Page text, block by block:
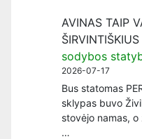
AVINAS TAIP
ŠIRVINTIŠKIUS
sodybos
2026-07-17
Bus statomas
sklypas buvo
stovėjo namas,
…